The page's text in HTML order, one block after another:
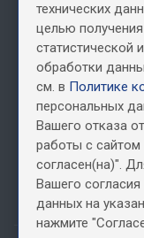
Информация,
+7 (495) 150
Москва, ул.
технических
целью
статистической
обработки
см. в Политике
персональных
Вашего отказа
работы с
согласен(на)".
Вашего
данных на
нажмите